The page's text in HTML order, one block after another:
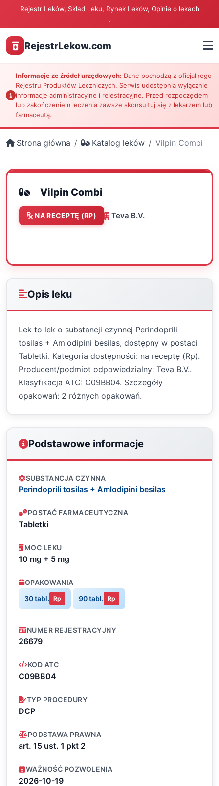
Rejestr Leków, Skład Leku, Rynek Leków, Opinie o lekach
.
RejestrLekow.com
Informacje ze źródeł urzędowych: Dane pochodzą z oficjalnego
Rejestru Produktów Leczniczych. Serwis udostępnia wyłącznie
informacje administracyjne i rejestracyjne. Przed rozpoczęciem
lub zakończeniem leczenia zawsze skonsultuj się z lekarzem lub
farmaceutą.
Strona główna Katalog leków Vilpin Combi
Vilpin Combi
NA RECEPTĘ (RP) Teva B.V.
Opis leku
Lek to lek o substancji czynnej Perindoprili
tosilas + Amlodipini besilas, dostępny w postaci
Tabletki. Kategoria dostępności: na receptę (Rp).
Producent/podmiot odpowiedzialny: Teva B.V..
Klasyfikacja ATC: C09BB04. Szczegóły
opakowań: 2 różnych opakowań.
Podstawowe informacje
SUBSTANCJA CZYNNA
Perindoprili tosilas + Amlodipini besilas
POSTAĆ FARMACEUTYCZNA
Tabletki
MOC LEKU
10 mg + 5 mg
OPAKOWANIA
30 tabl. Rp 90 tabl. Rp
NUMER REJESTRACYJNY
26679
KOD ATC
C09BB04
TYP PROCEDURY
DCP
PODSTAWA PRAWNA
art. 15 ust. 1 pkt 2
WAŻNOŚĆ POZWOLENIA
2026-10-19